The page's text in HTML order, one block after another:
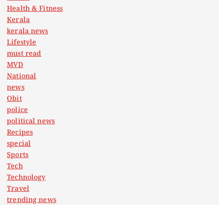
Health & Fitness
Kerala
kerala news
Lifestyle
must read
MVD
National
news
Obit
police
political news
Recipes
special
Sports
Tech
Technology
Travel
trending news